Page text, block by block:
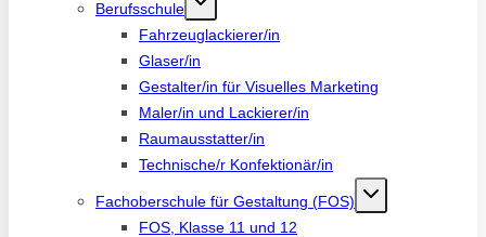
Berufsschule
Fahrzeuglackierer/in
Glaser/in
Gestalter/in für Visuelles Marketing
Maler/in und Lackierer/in
Raumausstatter/in
Technische/r Konfektionär/in
Fachoberschule für Gestaltung (FOS)
FOS, Klasse 11 und 12